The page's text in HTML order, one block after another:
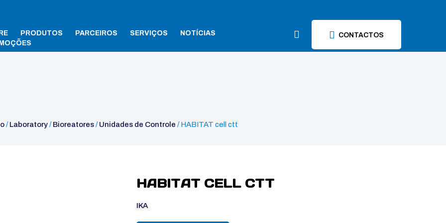
PRODUTOS PARCEIROS SERVIÇOS
NOTÍCIAS
CONTACTOS
/Laboratory/Bioreatores/Unidades de Controle / HABITAT cell ctt
HABITAT CELL CTT
IKA